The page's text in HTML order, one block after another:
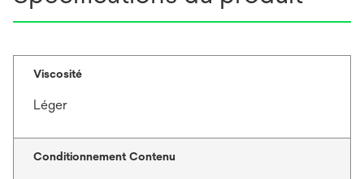
Viscosité
Léger
Conditionnement Contenu